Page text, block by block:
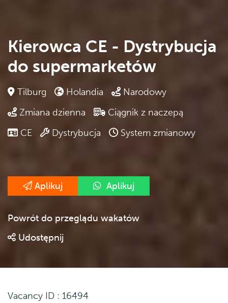
Kierowca CE - Dystrybucja
do supermarketów
Tilburg Holandia
Narodowy
Zmiana dzienna
Ciągnik z naczepą
CE
Dystrybucja System zmianowy
Aplikuj Aplikuj
Powrót do przeglądu wakatów
Udostępnij
Vacancy ID : 16494